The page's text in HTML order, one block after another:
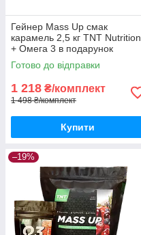
Гейнер Mass Up смак
карамель 2,5 кг TNT Nutrition
+ Омега 3 в подарунок
Готово до відправки
1 218 ₴/комплект
1 498 ₴/комплект
Купити
–19%